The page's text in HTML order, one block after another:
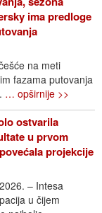
ima predloge
na meti
fazama putovanja
… opširnije >>
ostvarila
u prvom
projekcije
– Intesa
u čijem